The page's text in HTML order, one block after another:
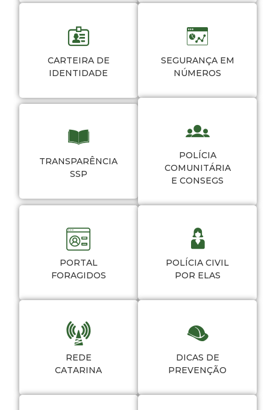
CARTEIRA DE
IDENTIDADE
SEGURANÇA EM
NÚMEROS
TRANSPARÊNCIA
SSP
POLÍCIA
COMUNITÁRIA
E CONSEGS
PORTAL
FORAGIDOS
POLÍCIA CIVIL
POR ELAS
REDE
CATARINA
DICAS DE
PREVENÇÃO